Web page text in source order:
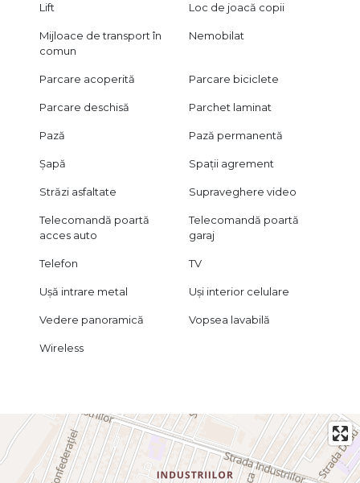
Lift Loc de joacă copii
Mijloace de transport în
comun
Nemobilat
Parcare acoperită Parcare biciclete
Parcare deschisă Parchet laminat
Pază Pază permanentă
Șapă Spații agrement
Străzi asfaltate Supraveghere video
Telecomandă poartă
acces auto
Telecomandă poartă
garaj
Telefon TV
Ușă intrare metal Uși interior celulare
Vedere panoramică Vopsea lavabilă
Wireless